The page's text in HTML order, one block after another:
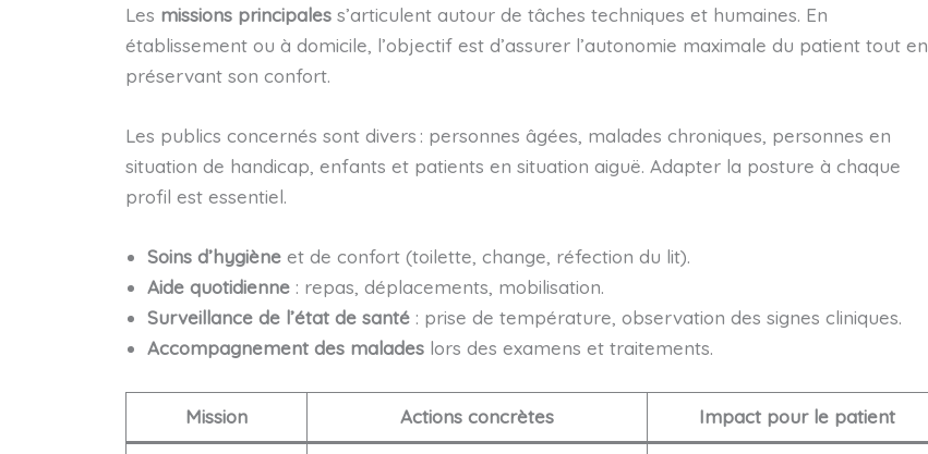
Les missions principaless’articulent autour de tâches techniques et humaines. En
établissement ou à domicile, l’objectif est d’assurer l’autonomie maximale du patient tout en
préservant son confort.
Les publics concernés sont divers : personnes âgées, malades chroniques, personnes en
situation de handicap, enfants et patients en situation aiguë. Adapter la posture à chaque
profil est essentiel.
Soins d’hygièneet de confort (toilette, change, réfection du lit).
Aide quotidienne: repas, déplacements, mobilisation.
Surveillance de l’état de santé: prise de température, observation des signes cliniques.
Accompagnement des maladeslors des examens et traitements.
Mission Actions concrètes Impact pour le patient